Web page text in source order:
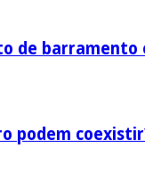
de barramento
podem